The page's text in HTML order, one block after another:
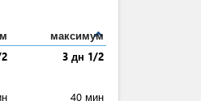
expand_less
максимум
3 дн 1/2
40 мин